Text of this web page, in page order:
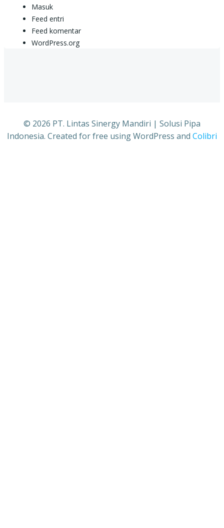
Masuk
Feed entri
Feed komentar
WordPress.org
© 2026 PT. Lintas Sinergy Mandiri | Solusi Pipa
Indonesia. Created for free using WordPress and Colibri